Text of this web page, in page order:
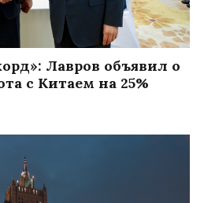
Лавров объявил о
с Китаем на 25%